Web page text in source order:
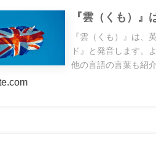
『雲（くも）』
『雲（くも）』は、
ド』と発音します。
他の言語の言葉も紹